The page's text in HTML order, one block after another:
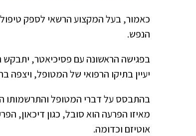
כאמור, בעל המקצוע הרשאי לספק טיפול
הנפש.
בפגישה הראשונה עם פסיכיאטר, יתבקש
יעיין בתיקו הרפואי של המטופל, ויצפה
בהתבסס על דברי המטופל והתרשמותו
אוטיזם וכדומה.